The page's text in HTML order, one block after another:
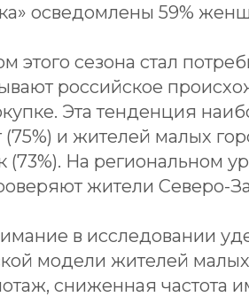
осведомлены 59%
этого сезона стал
российское
Эта тенденция
(75%) и жителей малых
(73%). На региональном
жители Северо-
в исследовании
модели жителей
сниженная частота